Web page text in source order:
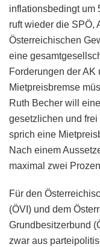
inflationsbedingt um
ruft wieder die SPÖ,
Österreichischen
eine
Forderungen der
Mietpreisbremse
Ruth Becher will
gesetzlichen und
sprich eine
Nach einem
maximal zwei
Für den
(ÖVI) und dem
Grundbesitzerbund
zwar aus